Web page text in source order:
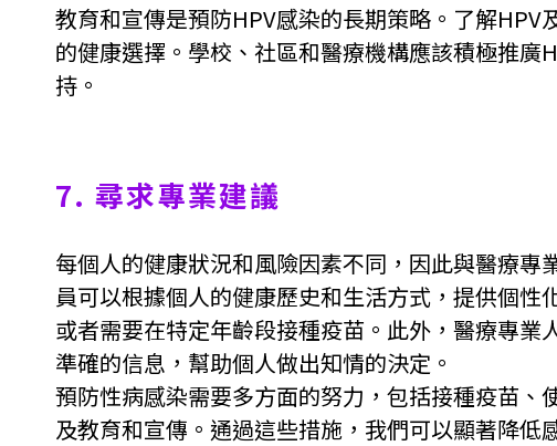
教育和宣傳是預防HPV感染的長期策略。了解
的健康選擇。學校、社區和醫療機構應該積極推
持。
7. 尋求專業建議
每個人的健康狀況和風險因素不同，因此與醫療專
員可以根據個人的健康歷史和生活方式，提供個性
或者需要在特定年齡段接種疫苗。此外，醫療專業
準確的信息，幫助個人做出知情的決定。
預防性病感染需要多方面的努力，包括接種疫苗
及教育和宣傳。通過這些措施，我們可以顯著降低